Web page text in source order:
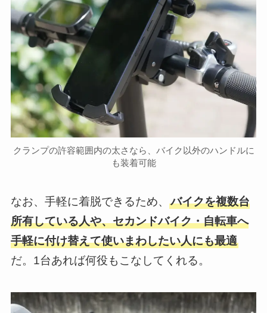
クランプの許容範囲内の太さなら、バイク以外のハンドルに
も装着可能
なお、手軽に着脱できるため、 バイクを複数台
所有している人や、セカンドバイク・自転車へ
手軽に付け替えて使いまわしたい人にも最適
だ。1台あれば何役もこなしてくれる。